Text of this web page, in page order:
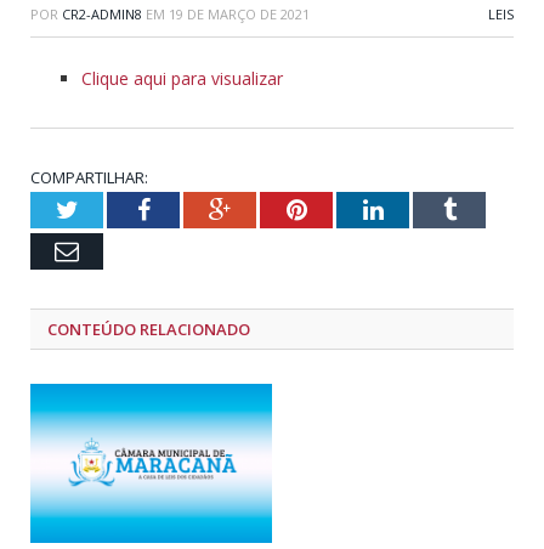
POR CR2-ADMIN8 EM 19 DE MARÇO DE 2021 LEIS
Clique aqui para visualizar
COMPARTILHAR:
TwitterFacebookGoogle+PinterestLinkedInTumblr
Email
CONTEÚDO RELACIONADO